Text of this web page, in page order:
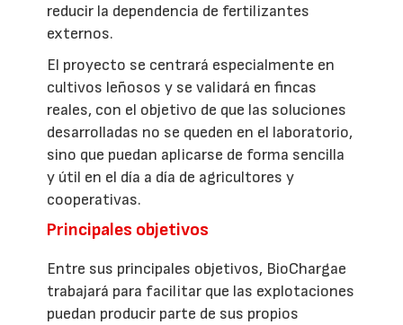
reducir la dependencia de fertilizantes
externos.
El proyecto se centrará especialmente en
cultivos leñosos y se validará en fincas
reales, con el objetivo de que las soluciones
desarrolladas no se queden en el laboratorio,
sino que puedan aplicarse de forma sencilla
y útil en el día a día de agricultores y
cooperativas.
Principales objetivos
Entre sus principales objetivos, BioChargae
trabajará para facilitar que las explotaciones
puedan producir parte de sus propios